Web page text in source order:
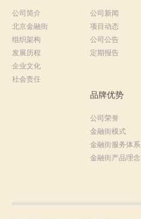
公司简介
北京金融街
组织架构
发展历程
企业文化
社会责任
公司新闻
项目动态
公司公告
定期报告
品牌优势
公司荣誉
金融街模式
金融街服务体系
金融街产品理念